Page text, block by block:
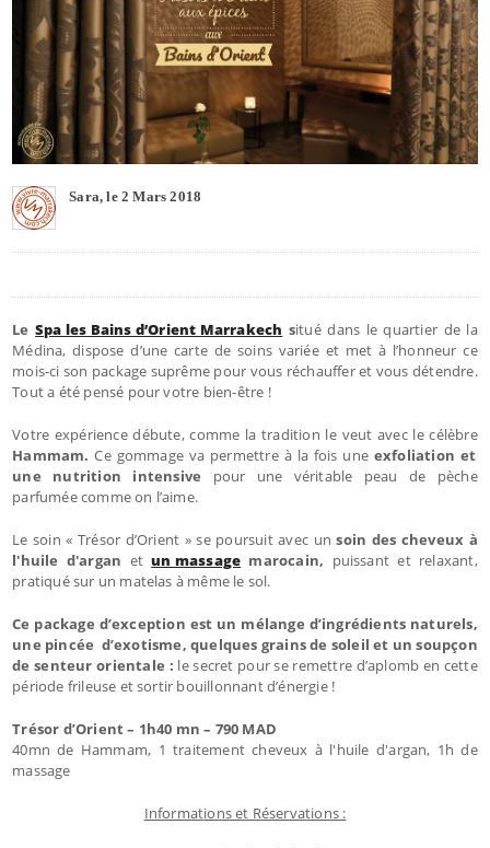
Sara, le 2 Mars 2018
LeSpa les Bains d’Orient Marrakech situé dans le quartier de la
Médina, dispose d’une carte de soins variée et met à l’honneur ce
mois-ci son package suprême pour vous réchauffer et vous détendre.
Tout a été pensé pour votre bien-être !
Votre expérience débute, comme la tradition le veut avec le célèbre
Hammam.Ce gommage va permettre à la fois une exfoliation et
une nutrition intensive pour une véritable peau de pèche
parfumée comme on l’aime.
Le soin « Trésor d’Orient » se poursuit avec unsoin des cheveux à
l'huile d'argan et un massage marocain, puissant et relaxant,
pratiqué sur un matelas à même le sol.
Ce package d’exception est un mélange d’ingrédients naturels,
une pincée d’exotisme, quelques grains de soleil et un soupçon
de senteur orientale : le secret pour se remettre d’aplomb en cette
période frileuse et sortir bouillonnant d’énergie !
Trésor d’Orient – 1h40 mn – 790 MAD
40mn de Hammam, 1 traitement cheveux à l'huile d'argan, 1h de
massage
Informations et Réservations :